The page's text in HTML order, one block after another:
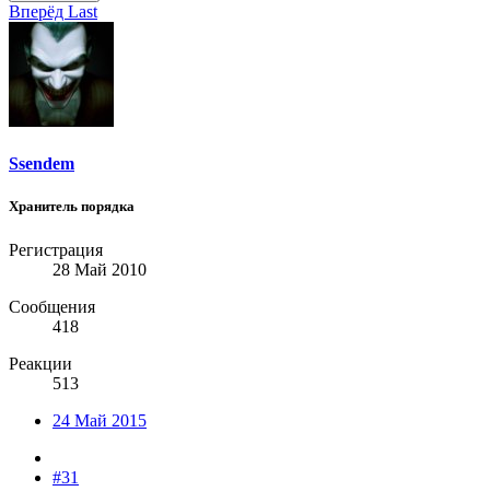
Вперёд Last
Ssendem
Хранитель порядка
Регистрация
28 Май 2010
Сообщения
418
Реакции
513
24 Май 2015
#31